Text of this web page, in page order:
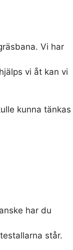
Vi har
vi åt kan vi
kunna tänkas
har du
står.